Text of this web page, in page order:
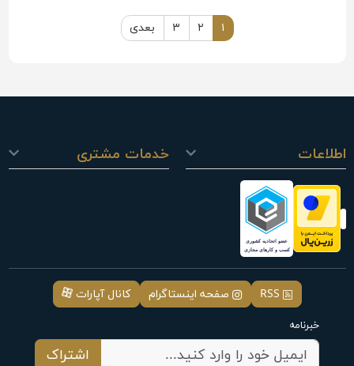
۱ ۲ ۳ بعدی
اطلاعات خدمات مشتری
RSS صفحه اینستاگرام کانال آپارات
خبرنامه
اشتراک